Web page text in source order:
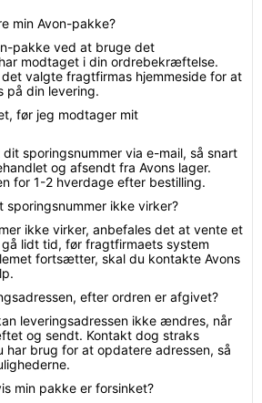
min Avon-pakke?
pakke ved at bruge det
modtaget i din ordrebekræftelse.
valgte fragtfirmas hjemmeside for at
på din levering.
før jeg modtager mit
sporingsnummer via e-mail, så snart
og afsendt fra Avons lager.
for 1-2 hverdage efter bestilling.
sporingsnummer ikke virker?
ikke virker, anbefales det at vente et
lidt tid, før fragtfirmaets system
fortsætter, skal du kontakte Avons
efter ordren er afgivet?
leveringsadressen ikke ændres, når
og sendt. Kontakt dog straks
har brug for at opdatere adressen, så
min pakke er forsinket?